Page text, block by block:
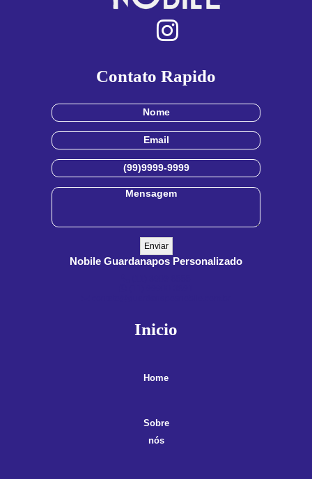
Contato Rapido
Nobile Guardanapos Personalizado
Inicio
Home
Sobre
nós